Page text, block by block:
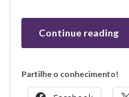
Continue reading
Partilhe o conhecimento!